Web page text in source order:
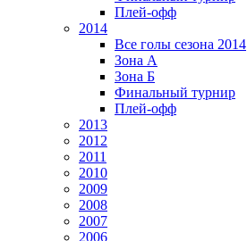
Плей-офф
2014
Все голы сезона 2014
Зона А
Зона Б
Финальный турнир
Плей-офф
2013
2012
2011
2010
2009
2008
2007
2006